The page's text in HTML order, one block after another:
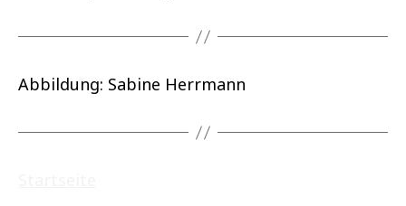
Abbildung: Sabine Herrmann